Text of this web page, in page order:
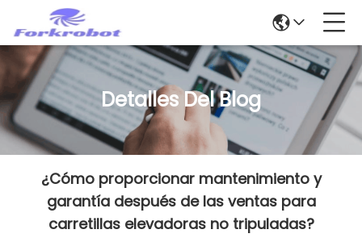
Detalles Del Blog
¿Cómo proporcionar mantenimiento y
garantía después de las ventas para
carretillas elevadoras no tripuladas?